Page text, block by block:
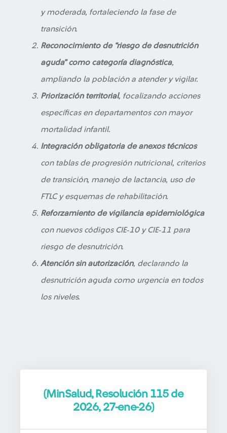
y moderada, fortaleciendo la fase de
transición.
Reconocimiento de “riesgo de desnutrición
aguda” como categoría diagnóstica,
ampliando la población a atender y vigilar.
Priorización territorial, focalizando acciones
específicas en departamentos con mayor
mortalidad infantil.
Integración obligatoria de anexos técnicos
con tablas de progresión nutricional, criterios
de transición, manejo de lactancia, uso de
FTLC y esquemas de rehabilitación.
Reforzamiento de vigilancia epidemiológica
con nuevos códigos CIE‑10 y CIE‑11 para
riesgo de desnutrición.
Atención sin autorización, declarando la
desnutrición aguda como urgencia en todos
los niveles.
(MinSalud, Resolución 115 de
2026, 27-ene-26)